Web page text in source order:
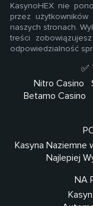
KasynoHEX nie
przez
naszych stronach.
treści
odpowiedzialność
✅
Nitro Casino
Betamo Casino
Kasyna Naziemne
Najlepiej
NA